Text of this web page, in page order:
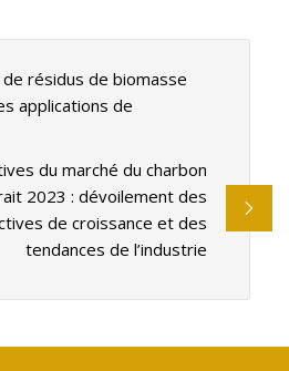
résidus de biomasse
applications de
du marché du charbon
2023 : dévoilement des
de croissance et des
tendances de l’industrie